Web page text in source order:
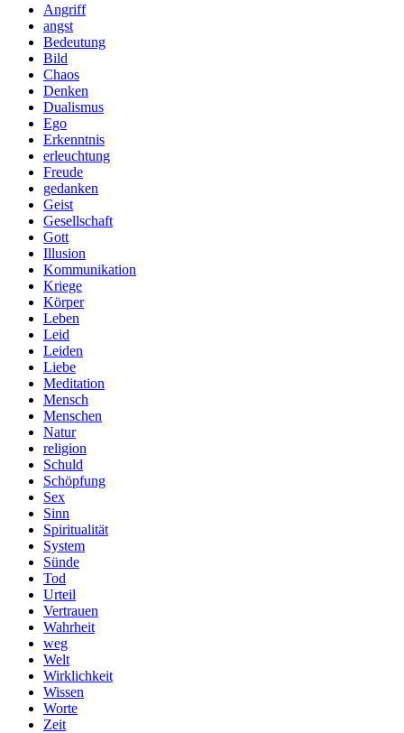
Angriff
angst
Bedeutung
Bild
Chaos
Denken
Dualismus
Ego
Erkenntnis
erleuchtung
Freude
gedanken
Geist
Gesellschaft
Gott
Illusion
Kommunikation
Kriege
Körper
Leben
Leid
Leiden
Liebe
Meditation
Mensch
Menschen
Natur
religion
Schuld
Schöpfung
Sex
Sinn
Spiritualität
System
Sünde
Tod
Urteil
Vertrauen
Wahrheit
weg
Welt
Wirklichkeit
Wissen
Worte
Zeit